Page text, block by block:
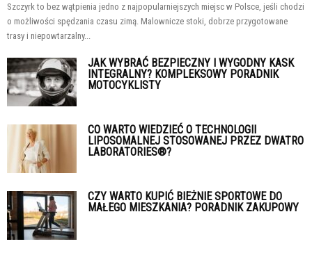
Szczyrk to bez wątpienia jedno z najpopularniejszych miejsc w Polsce, jeśli chodzi
o możliwości spędzania czasu zimą. Malownicze stoki, dobrze przygotowane
trasy i niepowtarzalny...
JAK WYBRAĆ BEZPIECZNY I WYGODNY KASK
INTEGRALNY? KOMPLEKSOWY PORADNIK
MOTOCYKLISTY
CO WARTO WIEDZIEĆ O TECHNOLOGII
LIPOSOMALNEJ STOSOWANEJ PRZEZ DWATRO
LABORATORIES®?
CZY WARTO KUPIĆ BIEŻNIE SPORTOWE DO
MAŁEGO MIESZKANIA? PORADNIK ZAKUPOWY